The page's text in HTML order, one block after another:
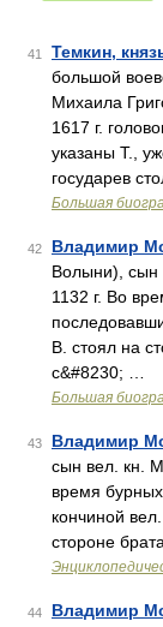
41 Темкин,
большой
Михаила
1617 г.
указаны T.,
государев
Большая
42 Владимир
Волыни), сын
1132 г. Во
В. стоял на
с&#8230; …
Большая
43 Владимир
сын вел. кн.
время
кончиной
стороне
44 Владимир